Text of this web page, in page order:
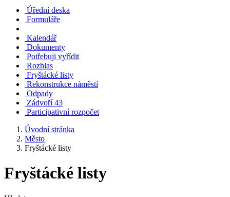
Úřední deska
Formuláře
Kalendář
Dokumenty
Potřebuji vyřídit
Rozhlas
Fryštácké listy
Rekonstrukce náměstí
Odpady
Zádvoří 43
Participativní rozpočet
Úvodní stránka
Město
Fryštácké listy
Fryštácké listy